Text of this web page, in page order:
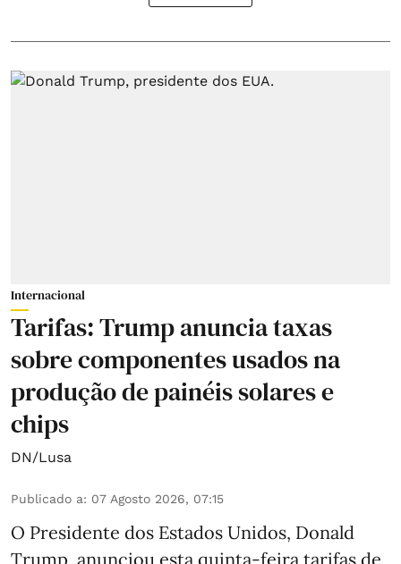
Internacional
Tarifas: Trump anuncia taxas
sobre componentes usados na
produção de painéis solares e
chips
DN/Lusa
Publicado a: 07 Agosto 2026, 07:15
O Presidente dos Estados Unidos, Donald
Trump, anunciou esta quinta-feira tarifas de